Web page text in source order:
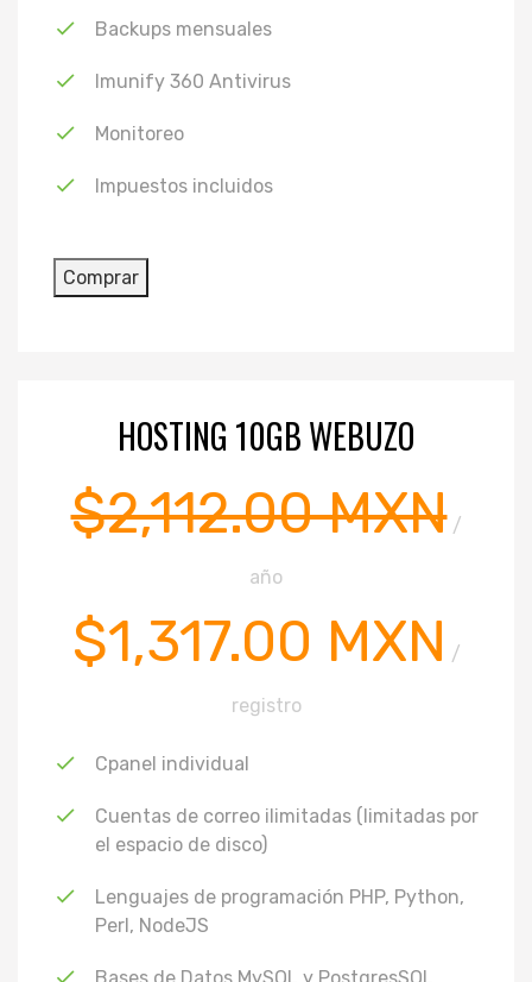
Backups mensuales
Imunify 360 Antivirus
Monitoreo
Impuestos incluidos
HOSTING 10GB WEBUZO
$2,112.00 MXN/
año
$1,317.00 MXN /
registro
Cpanel individual
Cuentas de correo ilimitadas (limitadas por
el espacio de disco)
Lenguajes de programación PHP, Python,
Perl, NodeJS